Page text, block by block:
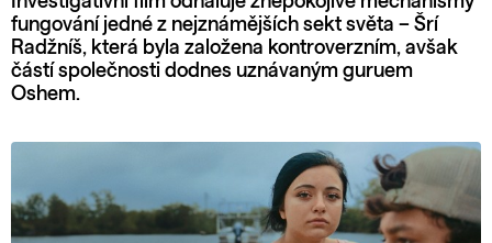
fungování jedné z nejznámějších sekt světa – Šrí
Radžníš, která byla založena kontroverzním, avšak
částí společnosti dodnes uznávaným guruem
Oshem.